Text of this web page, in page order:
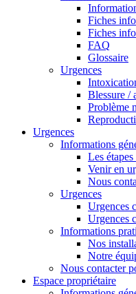
Fiches
Fiches
FAQ
Glossaire
Urgences
Blessure /
Problème
Urgences
Informations
Les
Venir en
Nous
Urgences
Urgences
Urgences
Informations
Nos
Notre
Nous contacter
Espace propriétaire